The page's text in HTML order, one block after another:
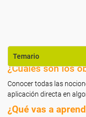
Temario
¿Cuáles son los
Conocer todas las
aplicación directa en
¿Qué vas a